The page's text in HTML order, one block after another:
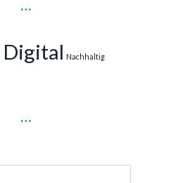
…
Digital Nachhaltig
…